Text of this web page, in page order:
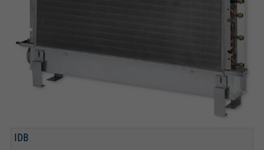
IDB
EUROVENT CERTIFICATION